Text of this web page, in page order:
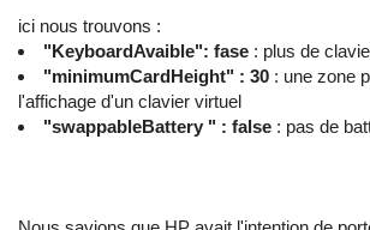
ici nous trouvons :
"KeyboardAvaible": fase : plus de
"minimumCardHeight" : 30 : une zone
l'affichage d'un clavier virtuel
"swappableBattery " : false : pas de